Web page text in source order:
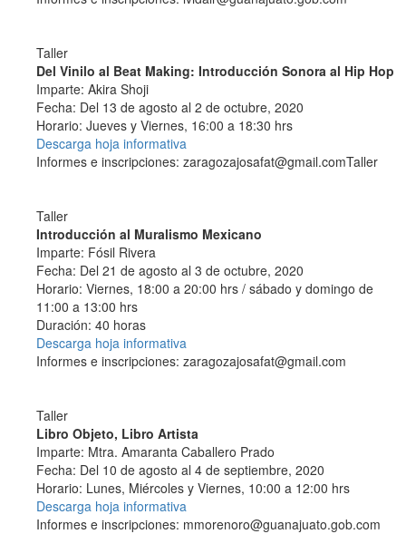
Taller
Del Vinilo al Beat Making: Introducción Sonora al Hip Hop
Imparte: Akira Shoji
Fecha: Del 13 de agosto al 2 de octubre, 2020
Horario: Jueves y Viernes, 16:00 a 18:30 hrs
Descarga hoja informativa
Informes e inscripciones: zaragozajosafat@gmail.comTaller
Taller
Introducción al Muralismo Mexicano
Imparte: Fósil Rivera
Fecha: Del 21 de agosto al 3 de octubre, 2020
Horario: Viernes, 18:00 a 20:00 hrs / sábado y domingo de
11:00 a 13:00 hrs
Duración: 40 horas
Descarga hoja informativa
Informes e inscripciones: zaragozajosafat@gmail.com
Taller
Libro Objeto, Libro Artista
Imparte: Mtra. Amaranta Caballero Prado
Fecha: Del 10 de agosto al 4 de septiembre, 2020
Horario: Lunes, Miércoles y Viernes, 10:00 a 12:00 hrs
Descarga hoja informativa
Informes e inscripciones: mmorenoro@guanajuato.gob.com